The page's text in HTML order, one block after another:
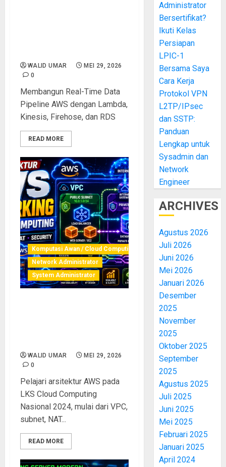
WALID UMAR
MEI 29, 2026
0
Membangun Real-Time Data
Pipeline AWS dengan Lambda,
Kinesis, Firehose, dan RDS
READ MORE
Komputasi Awan / Cloud Computing
Network Administrator
System Administrator
WALID UMAR
MEI 29, 2026
0
Pelajari arsitektur AWS pada
LKS Cloud Computing
Nasional 2024, mulai dari VPC,
subnet, NAT...
READ MORE
Administrator
Bersertifikat?
Ikuti Kelas
Persiapan
LPIC-1
Bersama Saya
Cara Kerja
Protokol VPN
L2TP/IPsec
dan SSTP:
Panduan
Lengkap untuk
Sysadmin dan
Network
Engineer
ARCHIVES
Agustus 2026
Juli 2026
Juni 2026
Mei 2026
Januari 2026
Desember
2025
November
2025
Oktober 2025
September
2025
Agustus 2025
Juli 2025
Juni 2025
Mei 2025
Februari 2025
Januari 2025
April 2024